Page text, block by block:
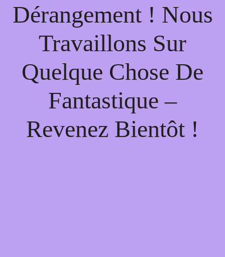
Dérangement ! Nous
Travaillons Sur
Quelque Chose De
Fantastique –
Revenez Bientôt !